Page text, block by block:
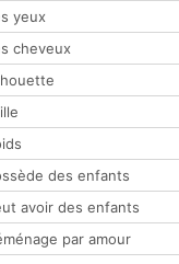
yeux
cheveux
des enfants
avoir des enfants
par amour